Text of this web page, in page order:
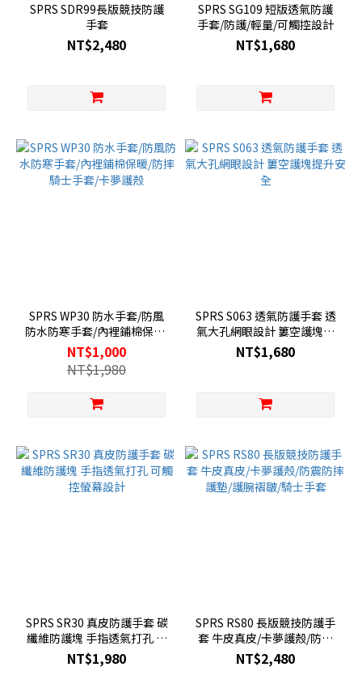
SPRS SDR99長版競技防護
手套
NT$2,480
SPRS SG109 短版透氣防護
手套/防護/輕量/可觸控設計
NT$1,680
SPRS WP30 防水手套/防風
防水防寒手套/內裡鋪棉保暖/
防摔騎士手套/卡夢護殼
NT$1,000
NT$1,980
SPRS S063 透氣防護手套 透
氣大孔網眼設計 簍空護塊提
升安全
NT$1,680
SPRS SR30 真皮防護手套 碳
纖維防護塊 手指透氣打孔 可
觸控螢幕設計
NT$1,980
SPRS RS80 長版競技防護手
套 牛皮真皮/卡夢護殼/防震
防摔護墊/護腕褶皺/騎士手套
NT$2,480